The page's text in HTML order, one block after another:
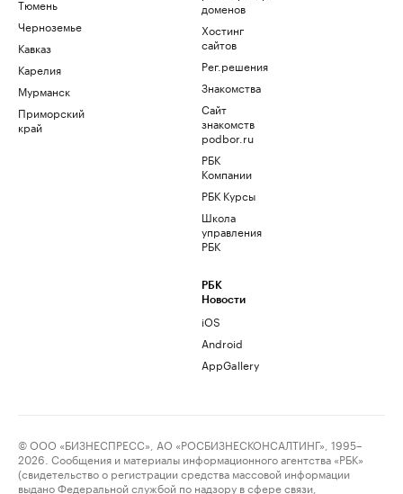
Тюмень
Черноземье
Кавказ
Карелия
Мурманск
Приморский
край
доменов
Хостинг
сайтов
Рег.решения
Знакомства
Сайт
знакомств
podbor.ru
РБК
Компании
РБК Курсы
Школа
управления
РБК
РБК
Новости
iOS
Android
AppGallery
© ООО «БИЗНЕСПРЕСС», АО «РОСБИЗНЕСКОНСАЛТИНГ», 1995–
2026. Сообщения и материалы информационного агентства «РБК»
(свидетельство о регистрации средства массовой информации
выдано Федеральной службой по надзору в сфере связи,